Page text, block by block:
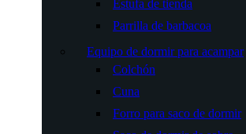
Estufa de tienda
Parrilla de barbacoa
Equipo de dormir para acampar
Colchón
Cuna
Forro para saco de dormir